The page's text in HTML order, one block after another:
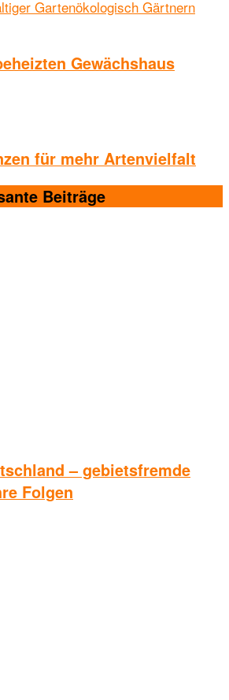
Gartenökologisch Gärtnern
Gewächshaus
für mehr Artenvielfalt
Beiträge
– gebietsfremde
Folgen